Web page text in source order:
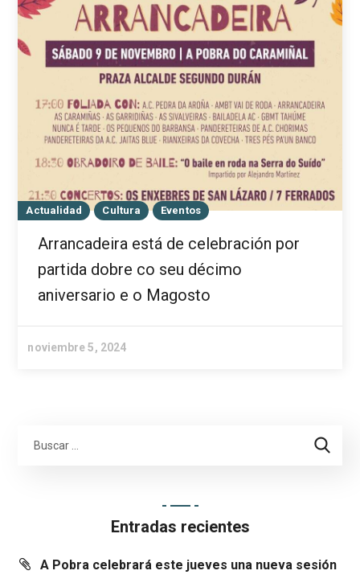
Actualidad Cultura Eventos
Arrancadeira está de celebración por
partida dobre co seu décimo
aniversario e o Magosto
noviembre 5, 2024
Entradas recientes
A Pobra celebrará este jueves una nueva sesión